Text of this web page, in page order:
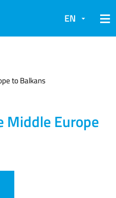
EN
to Balkans
Middle Europe